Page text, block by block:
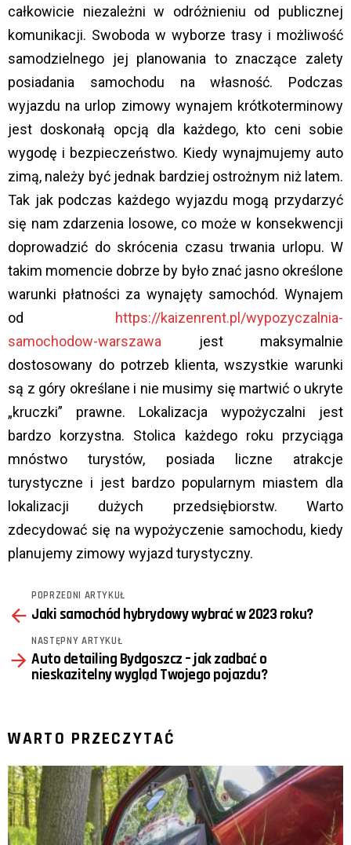
całkowicie niezależni w odróżnieniu od publicznej
komunikacji. Swoboda w wyborze trasy i możliwość
samodzielnego jej planowania to znaczące zalety
posiadania samochodu na własność. Podczas
wyjazdu na urlop zimowy wynajem krótkoterminowy
jest doskonałą opcją dla każdego, kto ceni sobie
wygodę i bezpieczeństwo. Kiedy wynajmujemy auto
zimą, należy być jednak bardziej ostrożnym niż latem.
Tak jak podczas każdego wyjazdu mogą przydarzyć
się nam zdarzenia losowe, co może w konsekwencji
doprowadzić do skrócenia czasu trwania urlopu. W
takim momencie dobrze by było znać jasno określone
warunki płatności za wynajęty samochód. Wynajem
od https://kaizenrent.pl/wypozyczalnia-
samochodow-warszawa jest maksymalnie
dostosowany do potrzeb klienta, wszystkie warunki
są z góry określane i nie musimy się martwić o ukryte
„kruczki” prawne. Lokalizacja wypożyczalni jest
bardzo korzystna. Stolica każdego roku przyciąga
mnóstwo turystów, posiada liczne atrakcje
turystyczne i jest bardzo popularnym miastem dla
lokalizacji dużych przedsiębiorstw. Warto
zdecydować się na wypożyczenie samochodu, kiedy
planujemy zimowy wyjazd turystyczny.
more
POPRZEDNI ARTYKUŁ
Jaki samochód hybrydowy wybrać w 2023 roku?
NASTĘPNY ARTYKUŁ
Auto detailing Bydgoszcz – jak zadbać o
nieskazitelny wygląd Twojego pojazdu?
WARTO PRZECZYTAĆ